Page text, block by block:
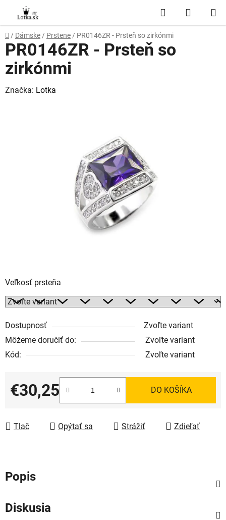
obsah
Hľadať
KOŠÍK
Domov
/ Dámske / Prstene / PR0146ZR - Prsteň so zirkónmi
Veľkosť prsteňa
Dostupnosť
Zvoľte variant
Môžeme doručiť do:
Zvoľte variant
Kód:
Zvoľte variant
€30,25
Jednotková cena:
DO KOŠÍKA
Tlač Opýtať sa Strážiť Zdieľať
PR0146ZR - Prsteň so
zirkónmi
Značka: Lotka
Popis
Diskusia